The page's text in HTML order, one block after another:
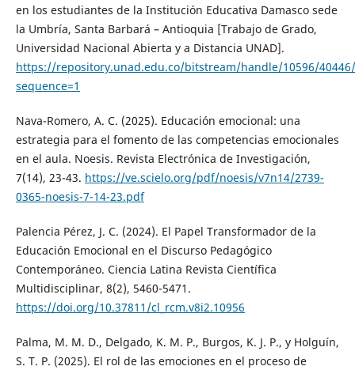
en los estudiantes de la Institución Educativa Damasco sede
la Umbría, Santa Barbará – Antioquia [Trabajo de Grado,
Universidad Nacional Abierta y a Distancia UNAD].
https://repository.unad.edu.co/bitstream/handle/10596/
sequence=1
Nava-Romero, A. C. (2025). Educación emocional: una
estrategia para el fomento de las competencias emocionales
en el aula. Noesis. Revista Electrónica de Investigación,
7(14), 23-43. https://ve.scielo.org/pdf/noesis/v7n14/2739-
0365-noesis-7-14-23.pdf
Palencia Pérez, J. C. (2024). El Papel Transformador de la
Educación Emocional en el Discurso Pedagógico
Contemporáneo. Ciencia Latina Revista Científica
Multidisciplinar, 8(2), 5460-5471.
https://doi.org/10.37811/cl_rcm.v8i2.10956
Palma, M. M. D., Delgado, K. M. P., Burgos, K. J. P., y Holguín,
S. T. P. (2025). El rol de las emociones en el proceso de